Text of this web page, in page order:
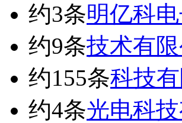
约3条明亿科
约9条技术有限
约155条科技
约4条光电科